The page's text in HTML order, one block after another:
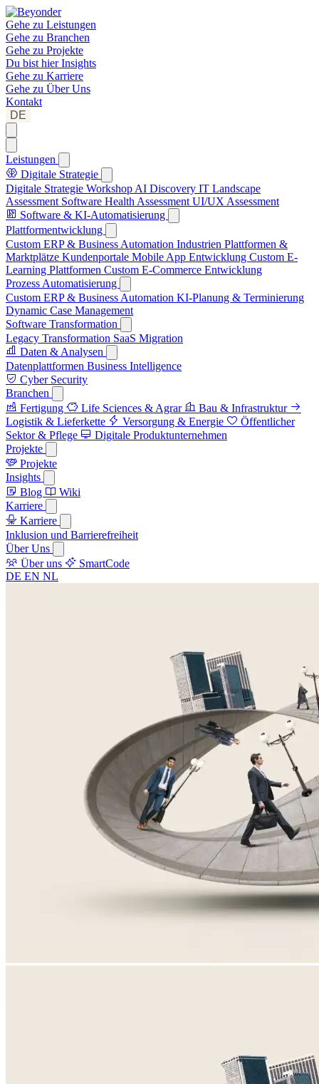
Gehe zu Leistungen
Gehe zu Branchen
Gehe zu Projekte
Du bist hierInsights
Gehe zu Karriere
Gehe zu Über Uns
Kontakt
DE
Leistungen
Digitale Strategie
Digitale Strategie Workshop AI Discovery IT Landscape
Assessment Software Health Assessment UI/UX Assessment
Software & KI-Automatisierung
Plattformentwicklung
Custom ERP & Business Automation Industrien Plattformen &
Marktplätze Kundenportale Mobile App Entwicklung Custom E-
Learning Plattformen Custom E-Commerce Entwicklung
Prozess Automatisierung
Custom ERP & Business Automation KI-Planung & Terminierung
Dynamic Case Management
Software Transformation
Legacy Transformation SaaS Migration
Daten & Analysen
Datenplattformen Business Intelligence
Cyber Security
Branchen
Fertigung
Life Sciences & Agrar
Bau & Infrastruktur
Logistik & Lieferkette
Versorgung & Energie
Öffentlicher
Sektor & Pflege
Digitale Produktunternehmen
Projekte
Projekte
Insights
Blog
Wiki
Karriere
Karriere
Inklusion und Barrierefreiheit
Über Uns
Über uns
SmartCode
DE EN NL